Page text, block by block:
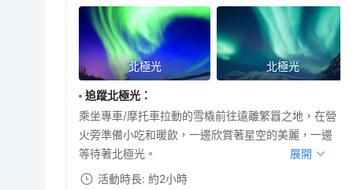
北極光 北極光
追蹤北極光 ：
乘坐專車/摩托車拉動的雪橇前往遠離繁囂之地，在營
火旁準備小吃和暖飲，一邊欣賞著星空的美麗，一邊
等待著北極光。
展開
活動時長: 約2小時